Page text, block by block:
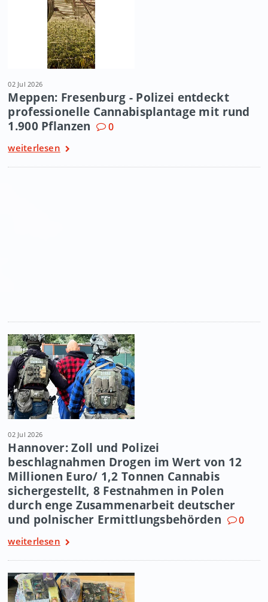
02 Jul 2026
Meppen: Fresenburg - Polizei entdeckt
professionelle Cannabisplantage mit rund
1.900 Pflanzen
0
weiterlesen
02 Jul 2026
Hannover: Zoll und Polizei
beschlagnahmen Drogen im Wert von 12
Millionen Euro/ 1,2 Tonnen Cannabis
sichergestellt, 8 Festnahmen in Polen
durch enge Zusammenarbeit deutscher
und polnischer Ermittlungsbehörden
0
weiterlesen